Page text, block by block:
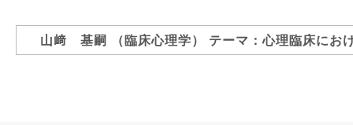
山﨑 基嗣 （臨床心理学） テーマ：心理臨床にお